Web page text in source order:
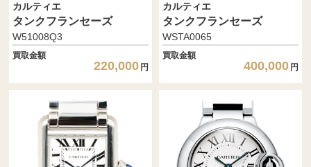
カルティエ
タンクフランセーズ
W51008Q3
買取金額
220,000 円
カルティエ
タンクフランセーズ
WSTA0065
買取金額
400,000 円